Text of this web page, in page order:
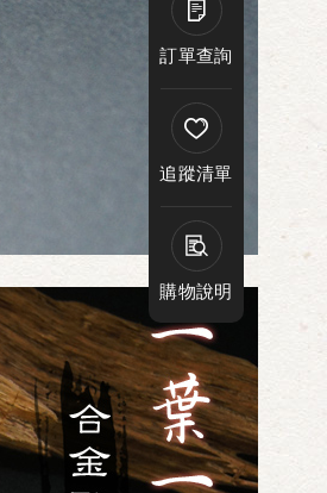
訂單查詢
追蹤清單
購物說明